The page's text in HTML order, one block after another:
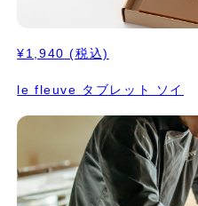
¥1,940 (税込)
le fleuve タブレット ソイ